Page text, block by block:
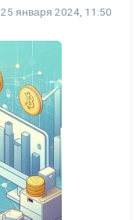
25 января 2024, 11:50